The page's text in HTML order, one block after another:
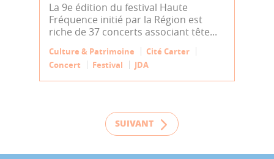
La 9e édition du festival Haute
Fréquence initié par la Région est
riche de 37 concerts associant tête...
Culture & Patrimoine
Cité Carter
Concert
Festival JDA
SUIVANT